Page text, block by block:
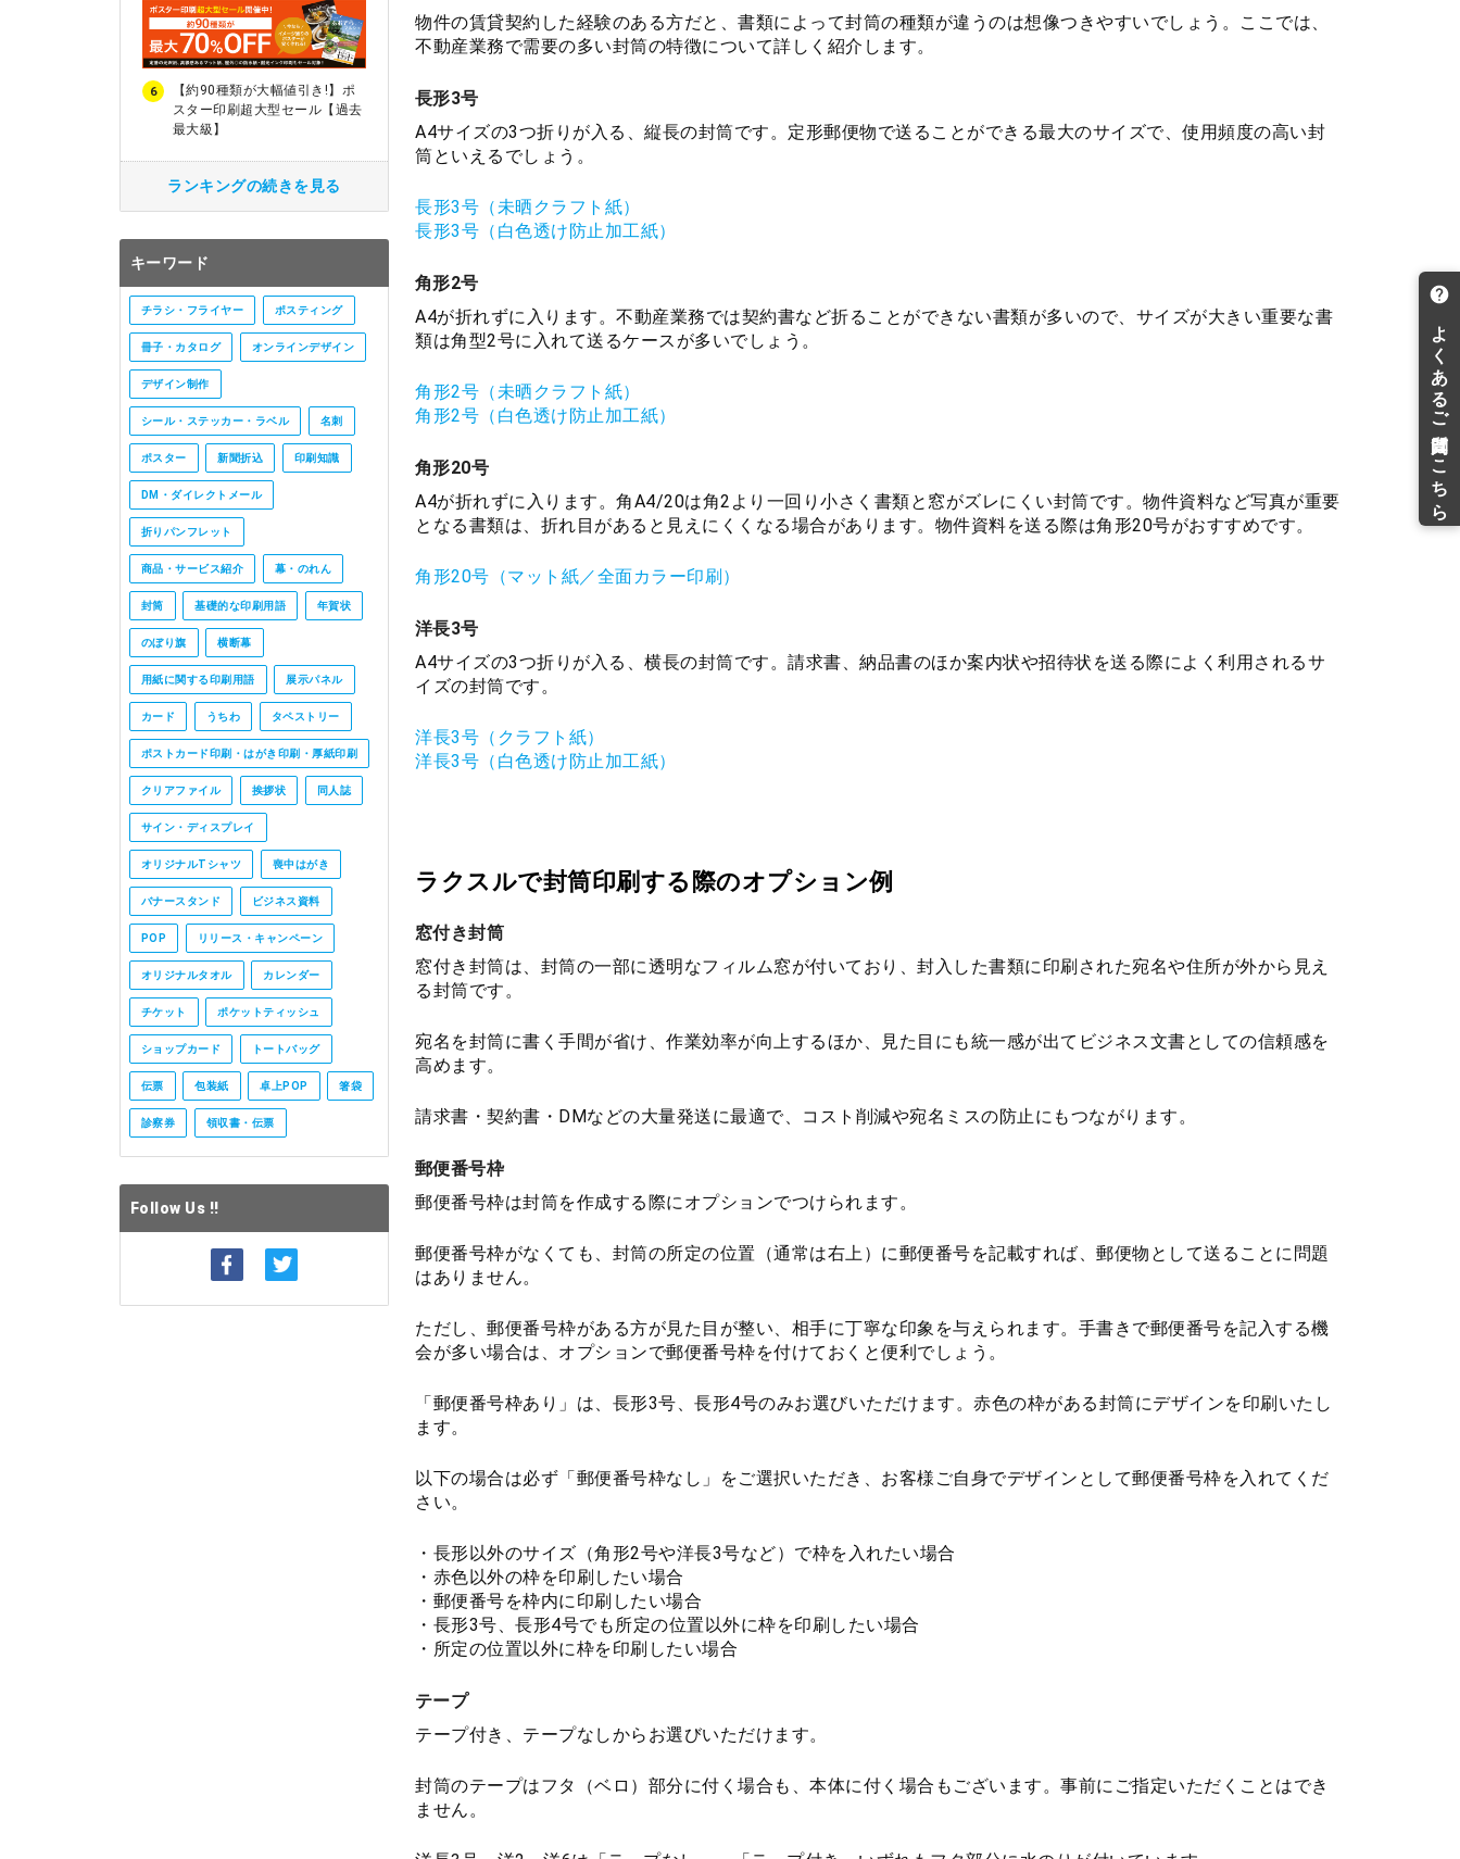
6
【約90種類が大幅値引き!】ポ
スター印刷超大型セール【過去
最大級】
ランキングの続きを見る
キーワード
チラシ・フライヤー ポスティング
冊子・カタログ オンラインデザイン
デザイン制作
シール・ステッカー・ラベル 名刺
ポスター 新聞折込 印刷知識
DM・ダイレクトメール
折りパンフレット
商品・サービス紹介 幕・のれん
封筒 基礎的な印刷用語 年賀状
のぼり旗 横断幕
用紙に関する印刷用語 展示パネル
カード うちわ タペストリー
ポストカード印刷・はがき印刷・厚紙印刷
クリアファイル 挨拶状 同人誌
サイン・ディスプレイ
オリジナルTシャツ 喪中はがき
バナースタンド ビジネス資料
POP リリース・キャンペーン
オリジナルタオル カレンダー
チケット ポケットティッシュ
ショップカード トートバッグ
伝票 包装紙 卓上POP 箸袋
診察券 領収書・伝票
Follow Us !!
物件の賃貸契約した経験のある方だと、書類によって封筒の種類が違うのは想像つきやすいでしょう。ここでは、
不動産業務で需要の多い封筒の特徴について詳しく紹介します。
長形3号
A4サイズの3つ折りが入る、縦長の封筒です。定形郵便物で送ることができる最大のサイズで、使用頻度の高い封
筒といえるでしょう。
長形3号（未晒クラフト紙）
長形3号（白色透け防止加工紙）
角形2号
A4が折れずに入ります。不動産業務では契約書など折ることができない書類が多いので、サイズが大きい重要な書
類は角型2号に入れて送るケースが多いでしょう。
角形2号（未晒クラフト紙）
角形2号（白色透け防止加工紙）
角形20号
A4が折れずに入ります。角A4/20は角2より一回り小さく書類と窓がズレにくい封筒です。物件資料など写真が重要
となる書類は、折れ目があると見えにくくなる場合があります。物件資料を送る際は角形20号がおすすめです。
角形20号（マット紙／全面カラー印刷）
洋長3号
A4サイズの3つ折りが入る、横長の封筒です。請求書、納品書のほか案内状や招待状を送る際によく利用されるサ
イズの封筒です。
洋長3号（クラフト紙）
洋長3号（白色透け防止加工紙）
ラクスルで封筒印刷する際のオプション例
窓付き封筒
窓付き封筒は、封筒の一部に透明なフィルム窓が付いており、封入した書類に印刷された宛名や住所が外から見え
る封筒です。
宛名を封筒に書く手間が省け、作業効率が向上するほか、見た目にも統一感が出てビジネス文書としての信頼感を
高めます。
請求書・契約書・DMなどの大量発送に最適で、コスト削減や宛名ミスの防止にもつながります。
郵便番号枠
郵便番号枠は封筒を作成する際にオプションでつけられます。
郵便番号枠がなくても、封筒の所定の位置（通常は右上）に郵便番号を記載すれば、郵便物として送ることに問題
はありません。
ただし、郵便番号枠がある方が見た目が整い、相手に丁寧な印象を与えられます。手書きで郵便番号を記入する機
会が多い場合は、オプションで郵便番号枠を付けておくと便利でしょう。
「郵便番号枠あり」は、長形3号、長形4号のみお選びいただけます。赤色の枠がある封筒にデザインを印刷いたし
ます。
以下の場合は必ず「郵便番号枠なし」をご選択いただき、お客様ご自身でデザインとして郵便番号枠を入れてくだ
さい。
・長形以外のサイズ（角形2号や洋長3号など）で枠を入れたい場合
・赤色以外の枠を印刷したい場合
・郵便番号を枠内に印刷したい場合
・長形3号、長形4号でも所定の位置以外に枠を印刷したい場合
・所定の位置以外に枠を印刷したい場合
テープ
テープ付き、テープなしからお選びいただけます。
封筒のテープはフタ（ベロ）部分に付く場合も、本体に付く場合もございます。事前にご指定いただくことはでき
ません。